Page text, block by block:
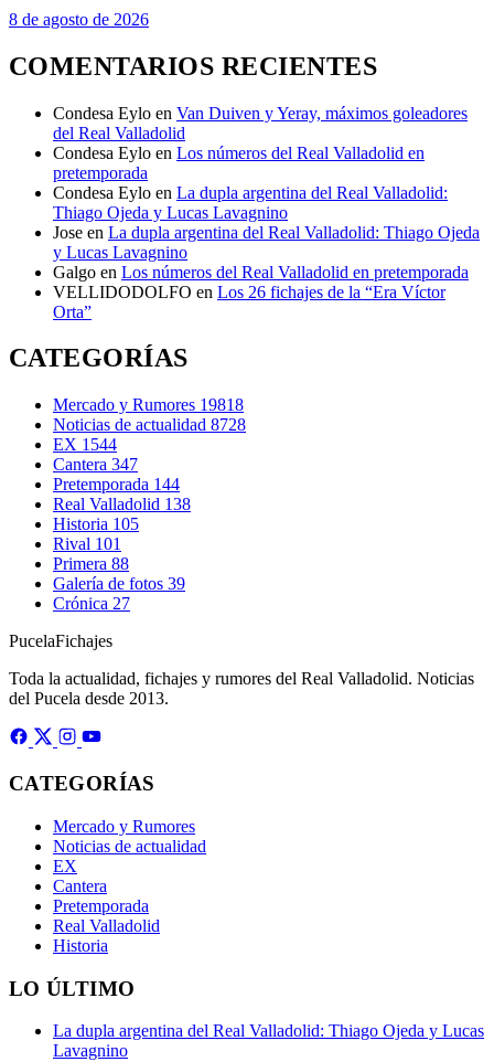
8 de agosto de 2026
COMENTARIOS RECIENTES
Condesa Eylo en Van Duiven y Yeray, máximos goleadores
del Real Valladolid
Condesa Eylo en Los números del Real Valladolid en
pretemporada
Condesa Eylo en La dupla argentina del Real Valladolid:
Thiago Ojeda y Lucas Lavagnino
Jose en La dupla argentina del Real Valladolid: Thiago Ojeda
y Lucas Lavagnino
Galgo en Los números del Real Valladolid en pretemporada
VELLIDODOLFO en Los 26 fichajes de la “Era Víctor
Orta”
CATEGORÍAS
Mercado y Rumores 19818
Noticias de actualidad 8728
EX 1544
Cantera 347
Pretemporada 144
Real Valladolid 138
Historia 105
Rival 101
Primera 88
Galería de fotos 39
Crónica 27
PucelaFichajes
Toda la actualidad, fichajes y rumores del Real Valladolid. Noticias
del Pucela desde 2013.
CATEGORÍAS
Mercado y Rumores
Noticias de actualidad
EX
Cantera
Pretemporada
Real Valladolid
Historia
LO ÚLTIMO
La dupla argentina del Real Valladolid: Thiago Ojeda y Lucas
Lavagnino